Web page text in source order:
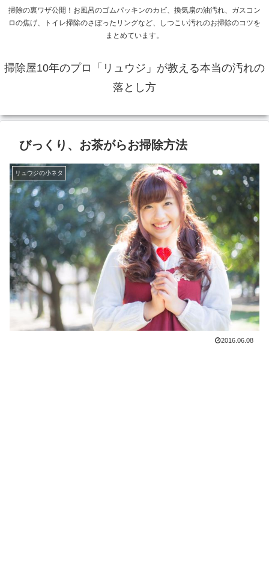
掃除の裏ワザ公開！お風呂のゴムパッキンのカビ、換気扇の油汚れ、ガスコン
ロの焦げ、トイレ掃除のさぼったリングなど、しつこい汚れのお掃除のコツを
まとめています。
掃除屋10年のプロ「リュウジ」が教える本当の汚れの
落とし方
びっくり、お茶がらお掃除方法
リュウジの小ネタ
2016.06.08